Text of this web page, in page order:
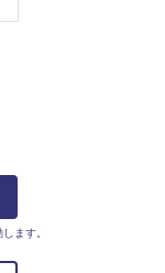
ます。